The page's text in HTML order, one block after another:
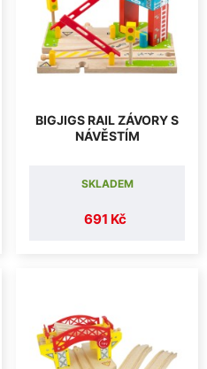
BIGJIGS RAIL ZÁVORY S
NÁVĚSTÍM
691 Kč
SKLADEM